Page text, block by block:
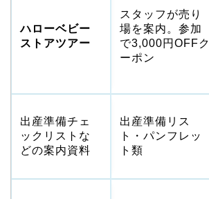
ハローベビー
ストアツアー
スタッフが売り
場を案内。参加
で3,000円OFFク
ーポン
出産準備チェ
ックリストな
どの案内資料
出産準備リス
ト・パンフレッ
ト類